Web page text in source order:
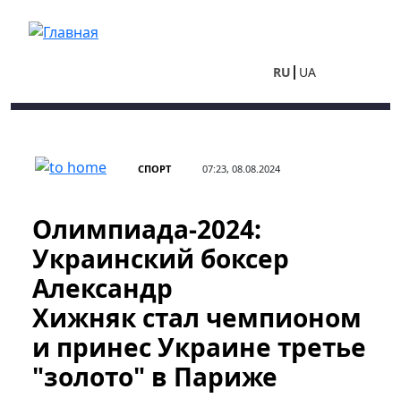
RU UA
СПОРТ 07:23, 08.08.2024
Олимпиада-2024:
Украинский боксер
Александр
Хижняк стал чемпионом
и принес Украине третье
"золото" в Париже